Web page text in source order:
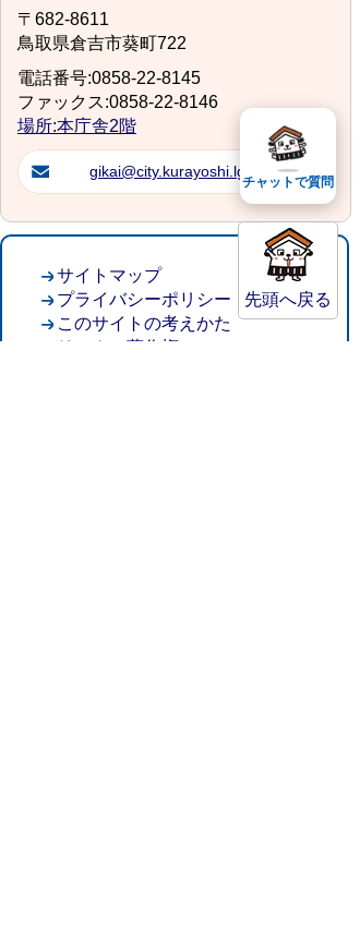
〒682-8611
鳥取県倉吉市葵町722
電話番号:0858-22-8145
ファックス:0858-22-8146
場所:本庁舎2階
gikai@city.kurayoshi.lg.jp
先頭へ戻る
サイトマップ
プライバシーポリシー
このサイトの考えかた
リンク・著作権
チャットで質問